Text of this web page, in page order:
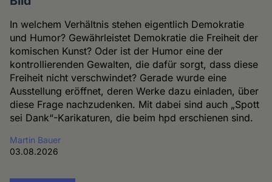
In welchem Verhältnis stehen eigentlich Demokratie
und Humor? Gewährleistet Demokratie die Freiheit der
komischen Kunst? Oder ist der Humor eine der
kontrollierenden Gewalten, die dafür sorgt, dass diese
Freiheit nicht verschwindet? Gerade wurde eine
Ausstellung eröffnet, deren Werke dazu einladen, über
diese Frage nachzudenken. Mit dabei sind auch „Spott
sei Dank“-Karikaturen, die beim hpd erschienen sind.
Martin Bauer
03.08.2026